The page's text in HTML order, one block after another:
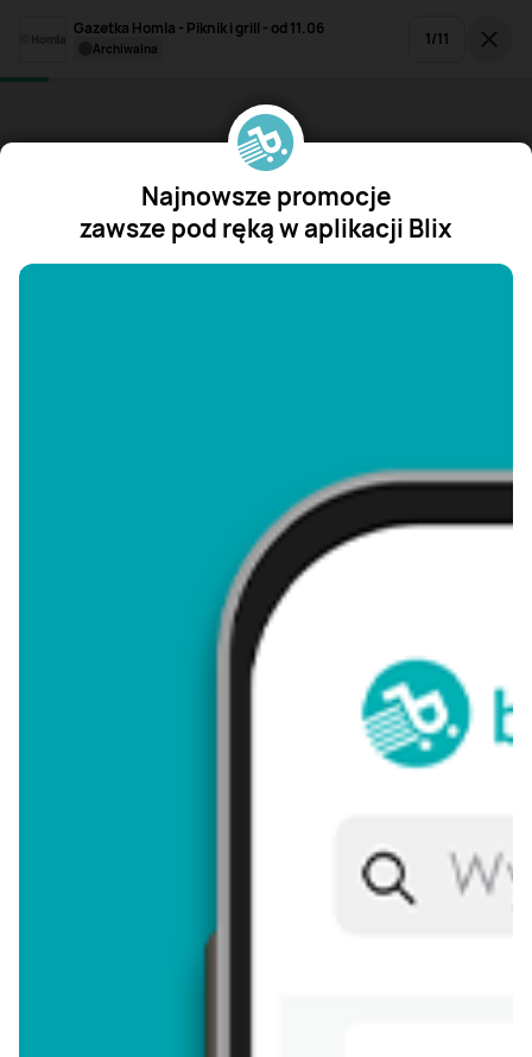
Gazetka Homla - Piknik i grill - od 11.06
archiwalna 1/11
Najnowsze promocje
zawsze pod ręką w aplikacji Blix
"/>